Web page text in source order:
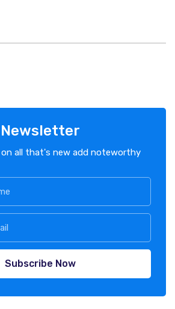
Newsletter
all that's new add noteworthy
Subscribe Now